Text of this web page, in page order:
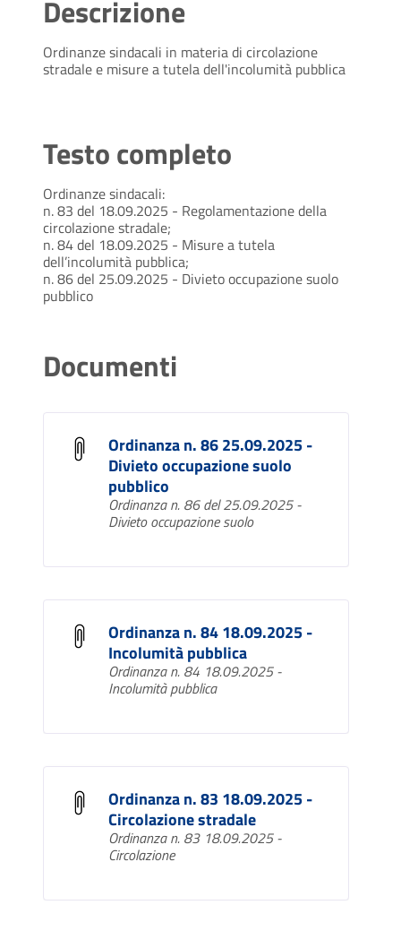
Descrizione
Ordinanze sindacali in materia di circolazione
stradale e misure a tutela dell'incolumità pubblica
Testo completo
Ordinanze sindacali:
n. 83 del 18.09.2025 - Regolamentazione della
circolazione stradale;
n. 84 del 18.09.2025 - Misure a tutela
dell’incolumità pubblica;
n. 86 del 25.09.2025 - Divieto occupazione suolo
pubblico
Documenti
Ordinanza n. 86 25.09.2025 -
Divieto occupazione suolo
pubblico
Ordinanza n. 86 del 25.09.2025 -
Divieto occupazione suolo
Ordinanza n. 84 18.09.2025 -
Incolumità pubblica
Ordinanza n. 84 18.09.2025 -
Incolumità pubblica
Ordinanza n. 83 18.09.2025 -
Circolazione stradale
Ordinanza n. 83 18.09.2025 -
Circolazione